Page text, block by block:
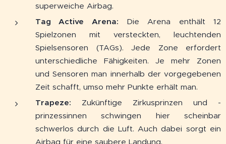
superweiche Airbag.
Tag Active Arena: Die Arena enthält 12
Spielzonen mit versteckten, leuchtenden
Spielsensoren (TAGs). Jede Zone erfordert
unterschiedliche Fähigkeiten. Je mehr Zonen
und Sensoren man innerhalb der vorgegebenen
Zeit schafft, umso mehr Punkte erhält man.
Trapeze: Zukünftige Zirkusprinzen und -
prinzessinnen schwingen hier scheinbar
schwerlos durch die Luft. Auch dabei sorgt ein
Airbag für eine saubere Landung.